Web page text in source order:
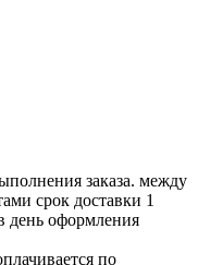
заказа. между
срок доставки 1
день оформления
по